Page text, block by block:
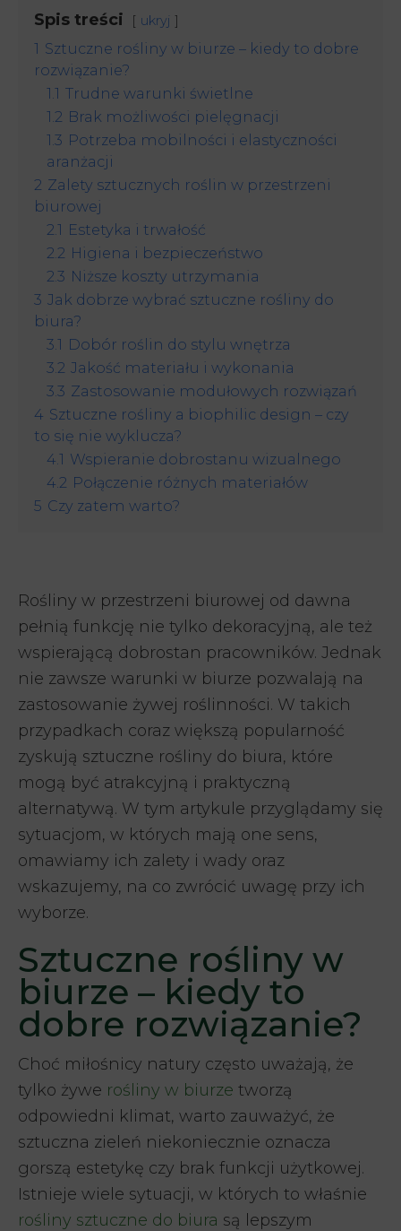
Spis treści ukryj
1 Sztuczne rośliny w biurze – kiedy to dobre
rozwiązanie?
1.1 Trudne warunki świetlne
1.2 Brak możliwości pielęgnacji
1.3 Potrzeba mobilności i elastyczności
aranżacji
2 Zalety sztucznych roślin w przestrzeni
biurowej
2.1 Estetyka i trwałość
2.2 Higiena i bezpieczeństwo
2.3 Niższe koszty utrzymania
3 Jak dobrze wybrać sztuczne rośliny do
biura?
3.1 Dobór roślin do stylu wnętrza
3.2 Jakość materiału i wykonania
3.3 Zastosowanie modułowych rozwiązań
4 Sztuczne rośliny a biophilic design – czy
to się nie wyklucza?
4.1 Wspieranie dobrostanu wizualnego
4.2 Połączenie różnych materiałów
5 Czy zatem warto?
Rośliny w przestrzeni biurowej od dawna
pełnią funkcję nie tylko dekoracyjną, ale też
wspierającą dobrostan pracowników. Jednak
nie zawsze warunki w biurze pozwalają na
zastosowanie żywej roślinności. W takich
przypadkach coraz większą popularność
zyskują sztuczne rośliny do biura, które
mogą być atrakcyjną i praktyczną
alternatywą. W tym artykule przyglądamy się
sytuacjom, w których mają one sens,
omawiamy ich zalety i wady oraz
wskazujemy, na co zwrócić uwagę przy ich
wyborze.
Sztuczne rośliny w
biurze – kiedy to
dobre rozwiązanie?
Choć miłośnicy natury często uważają, że
tylko żywe rośliny w biurze tworzą
odpowiedni klimat, warto zauważyć, że
sztuczna zieleń niekoniecznie oznacza
gorszą estetykę czy brak funkcji użytkowej.
Istnieje wiele sytuacji, w których to właśnie
rośliny sztuczne do biura są lepszym